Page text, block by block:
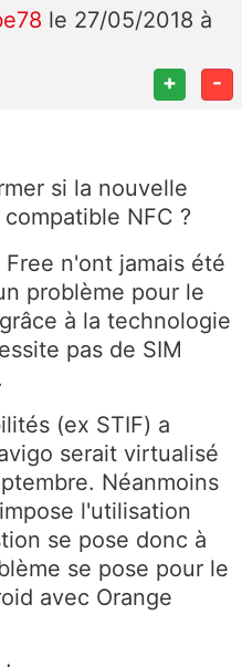
le 27/05/2018 à
+ -
si la nouvelle
NFC ?
n'ont jamais été
problème pour le
à la technologie
pas de SIM
(ex STIF) a
serait virtualisé
Néanmoins
l'utilisation
se pose donc à
se pose pour le
avec Orange